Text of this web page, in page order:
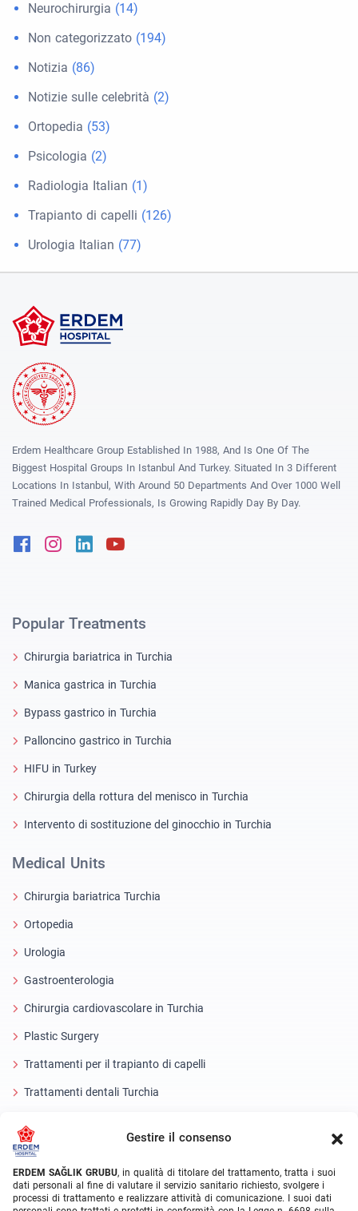
Gestire il consenso
ERDEM SAĞLIK GRUBU, in qualità di titolare del trattamento, tratta i suoi
dati personali al fine di valutare il servizio sanitario richiesto, svolgere i
processi di trattamento e realizzare attività di comunicazione. I suoi dati
Neurochirurgia (14)
Non categorizzato (194)
Notizia (86)
Notizie sulle celebrità (2)
Ortopedia (53)
Psicologia (2)
Radiologia Italian (1)
Trapianto di capelli (126)
Urologia Italian (77)
Erdem Healthcare Group Established In 1988, And Is One Of The
Biggest Hospital Groups In Istanbul And Turkey. Situated In 3 Different
Locations In Istanbul, With Around 50 Departments And Over 1000 Well
Trained Medical Professionals, Is Growing Rapidly Day By Day.
FacebookInstagram
Linkedin
Popular Treatments
Chirurgia bariatrica in Turchia
Manica gastrica in Turchia
Bypass gastrico in Turchia
Palloncino gastrico in Turchia
HIFU in Turkey
Chirurgia della rottura del menisco in Turchia
Intervento di sostituzione del ginocchio in Turchia
Medical Units
Chirurgia bariatrica Turchia
Ortopedia
Urologia
Gastroenterologia
Chirurgia cardiovascolare in Turchia
Plastic Surgery
Trattamenti per il trapianto di capelli
Trattamenti dentali Turchia
About Erdem
Chi siamo